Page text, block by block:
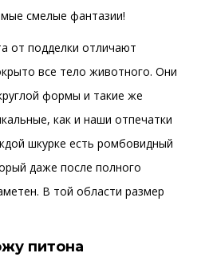
смелые фантазии!
от подделки отличают
все тело животного. Они
формы и такие же
как и наши отпечатки
шкурке есть ромбовидный
даже после полного
В той области размер
питона